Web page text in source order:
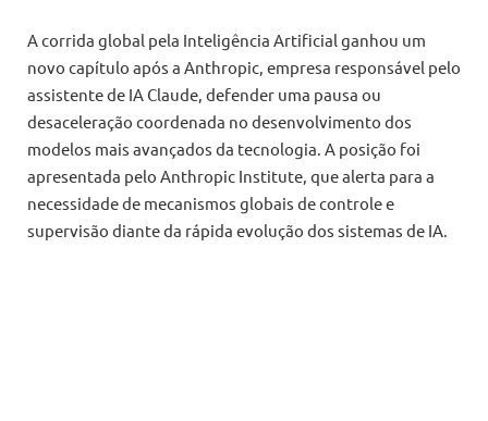
A corrida global pela Inteligência Artificial ganhou um
novo capítulo após a Anthropic, empresa responsável pelo
assistente de IA Claude, defender uma pausa ou
desaceleração coordenada no desenvolvimento dos
modelos mais avançados da tecnologia. A posição foi
apresentada pelo Anthropic Institute, que alerta para a
necessidade de mecanismos globais de controle e
supervisão diante da rápida evolução dos sistemas de IA.